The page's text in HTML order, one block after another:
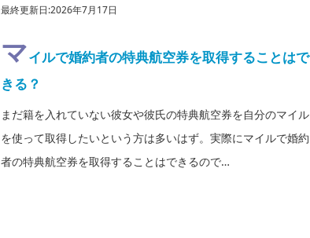
最終更新日:2026年7月17日
マイルで婚約者の特典航空券を取得することはで
きる？
まだ籍を入れていない彼女や彼氏の特典航空券を自分のマイル
を使って取得したいという方は多いはず。実際にマイルで婚約
者の特典航空券を取得することはできるので…